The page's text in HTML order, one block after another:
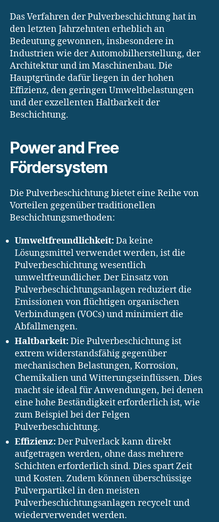
Das Verfahren der Pulverbeschichtung hat in
den letzten Jahrzehnten erheblich an
Bedeutung gewonnen, insbesondere in
Industrien wie der Automobilherstellung, der
Architektur und im Maschinenbau. Die
Hauptgründe dafür liegen in der hohen
Effizienz, den geringen Umweltbelastungen
und der exzellenten Haltbarkeit der
Beschichtung.
Power and Free
Fördersystem
Die Pulverbeschichtung bietet eine Reihe von
Vorteilen gegenüber traditionellen
Beschichtungsmethoden:
Umweltfreundlichkeit:Da keine
Lösungsmittel verwendet werden, ist die
Pulverbeschichtung wesentlich
umweltfreundlicher. Der Einsatz von
Pulverbeschichtungsanlagen reduziert die
Emissionen von flüchtigen organischen
Verbindungen (VOCs) und minimiert die
Abfallmengen.
Haltbarkeit:Die Pulverbeschichtung ist
extrem widerstandsfähig gegenüber
mechanischen Belastungen, Korrosion,
Chemikalien und Witterungseinflüssen. Dies
macht sie ideal für Anwendungen, bei denen
eine hohe Beständigkeit erforderlich ist, wie
zum Beispiel bei der Felgen
Pulverbeschichtung.
Effizienz:Der Pulverlack kann direkt
aufgetragen werden, ohne dass mehrere
Schichten erforderlich sind. Dies spart Zeit
und Kosten. Zudem können überschüssige
Pulverpartikel in den meisten
Pulverbeschichtungsanlagen recycelt und
wiederverwendet werden.